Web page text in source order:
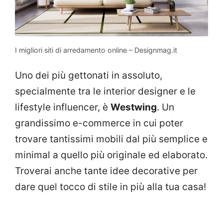
I migliori siti di arredamento online – Designmag.it
Uno dei più gettonati in assoluto,
specialmente tra le interior designer e le
lifestyle influencer, è Westwing. Un
grandissimo e-commerce in cui poter
trovare tantissimi mobili dal più semplice e
minimal a quello più originale ed elaborato.
Troverai anche tante idee decorative per
dare quel tocco di stile in più alla tua casa!